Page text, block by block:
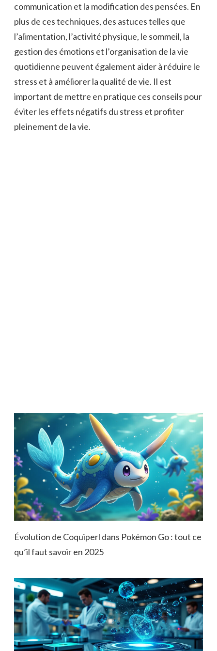
communication et la modification des pensées. En
plus de ces techniques, des astuces telles que
l’alimentation, l’activité physique, le sommeil, la
gestion des émotions et l’organisation de la vie
quotidienne peuvent également aider à réduire le
stress et à améliorer la qualité de vie. Il est
important de mettre en pratique ces conseils pour
éviter les effets négatifs du stress et profiter
pleinement de la vie.
Évolution de Coquiperl dans Pokémon Go : tout ce
qu’il faut savoir en 2025